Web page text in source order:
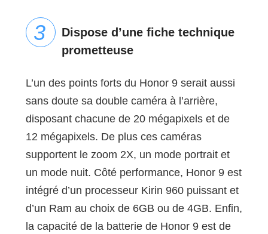
Dispose d’une fiche technique
prometteuse
L’un des points forts du Honor 9 serait aussi
sans doute sa double caméra à l’arrière,
disposant chacune de 20 mégapixels et de
12 mégapixels. De plus ces caméras
supportent le zoom 2X, un mode portrait et
un mode nuit. Côté performance, Honor 9 est
intégré d’un processeur Kirin 960 puissant et
d’un Ram au choix de 6GB ou de 4GB. Enfin,
la capacité de la batterie de Honor 9 est de